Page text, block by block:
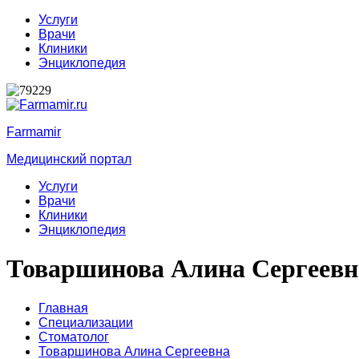
Услуги
Врачи
Клиники
Энциклопедия
Farmamir
Медицинский портал
Услуги
Врачи
Клиники
Энциклопедия
Товаршинова Алина
Главная
Специализации
Стоматолог
Товаршинова Алина Сергеевна